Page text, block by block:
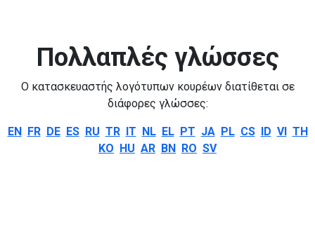
Πολλαπλές γλώσσες
Ο κατασκευαστής λογότυπων κουρέων διατίθεται σε
διάφορες γλώσσες:
EN FR DE ES RU TR IT NL EL PT JA PL CS ID VI TH
KO HU AR BN RO SV